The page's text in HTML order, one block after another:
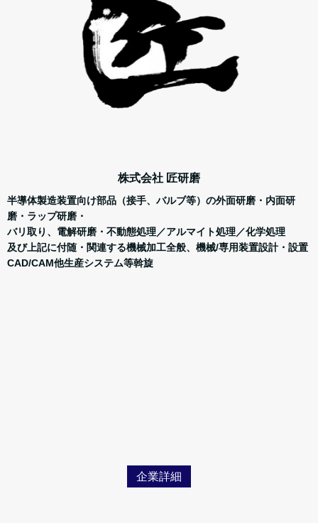
株式会社 匠研磨
半導体製造装置向け部品（接手、バルブ等）の外面研磨・内面研
磨・ラップ研磨・
バリ取り、電解研磨・不動態処理／アルマイト処理／化学処理
及び上記に付随・関連する機械加工全般、機械/専用装置設計・設置
CAD/CAM他生産システム等斡旋
企業詳細